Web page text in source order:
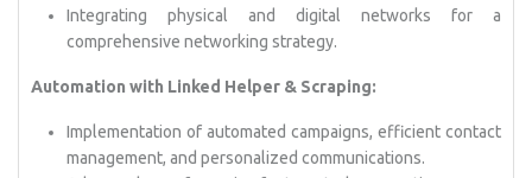
Integrating physical and digital networks for a
comprehensive networking strategy.
Automation with Linked Helper & Scraping:
Implementation of automated campaigns, efficient contact
management, and personalized communications.